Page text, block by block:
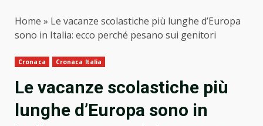
Home » Le vacanze scolastiche più lunghe d’Europa
sono in Italia: ecco perché pesano sui genitori
Cronaca Cronaca Italia
Le vacanze scolastiche più
lunghe d’Europa sono in